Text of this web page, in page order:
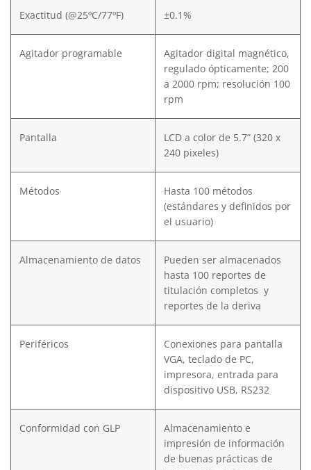
Exactitud (@25ºC/77ºF) ±0.1%
Agitador programable
Agitador digital magnético,
regulado ópticamente; 200
a 2000 rpm; resolución 100
rpm
Pantalla
LCD a color de 5.7” (320 x
240 pixeles)
Métodos
Hasta 100 métodos
(estándares y definidos por
el usuario)
Almacenamiento de datos
Pueden ser almacenados
hasta 100 reportes de
titulación completos y
reportes de la deriva
Periféricos
Conexiones para pantalla
VGA, teclado de PC,
impresora, entrada para
dispositivo USB, RS232
Conformidad con GLP
Almacenamiento e
impresión de información
de buenas prácticas de